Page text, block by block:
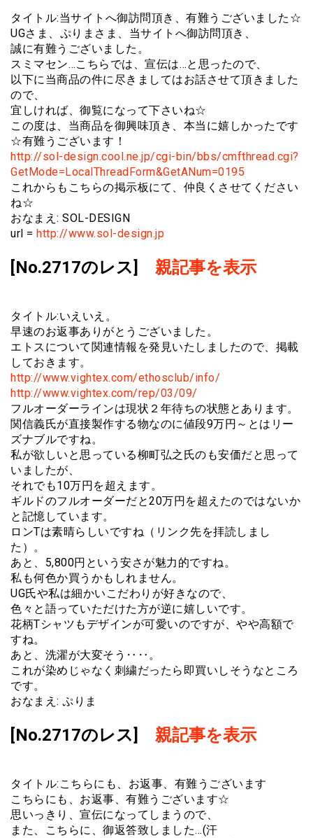
タイトル:当サイトへ御訪問頂き、有難うございました☆
UGさま、ぷりまさま、当サイトへ御訪問頂き、
誠に有難うございました。
スミマセン…こちらでは、宣伝は…と思ったので、
以下に当商品の件に尽きましてはお話させて頂きました
ので、
宜しければ、御覧になって下さいね☆
この度は、当商品を御興味頂き、本当に嬉しかったです
☆有難うございます！
http://sol-design.cool.ne.jp/cgi-bin/bbs/cmfthread.cgi?
GetMode=LocalThreadForm&GetANum=0195
これからもこちらの掲示板にて、仲良くさせてください
ね☆
おなまえ: SOL-DESIGN
url = http://www.sol-design.jp
[No.2717のレス] 親記事を表示
タイトル:いえいえ。
早速のお返事ありがとうございました。
エトスについて関連情報を発見いたしましたので、掲載
しておきます。
http://www.vightex.com/ethosclub/info/
http://www.vightex.com/rep/03/09/
フルオーダーラインは現状２年待ちの状態とあります。
関信義氏が直接製作する物なのに値段9万円～とはリー
ズナブルですね。
私が欲しいと思っている柳町弘之氏のも安価だと思って
いましたが、
それでも10万円を超えます。
ギルドのフルオーダーだと20万円を超えたのではないか
と記憶しています。
ロンTは素晴らしいですね（リンク先を拝読しまし
た）。
あと、5,800円という安さが魅力的ですね。
私も何色か買うかもしれません。
UG氏や私は細かいこだわりが好きなので、
色々と語っていただけた方が逆に嬉しいです。
花柄Tシャツもデザインが可愛いのですが、やや高額で
すね。
あと、洗濯が大変そう‥‥。
これが染めじゃなく刺繍だったら即買いしそうなところ
です。
おなまえ: ぷりま
[No.2717のレス] 親記事を表示
タイトル:こちらにも、お返事、有難うございます
こちらにも、お返事、有難うございます☆
思いっきり、宣伝になってしまうので、
また、こちらに、御返答致しました…(汗